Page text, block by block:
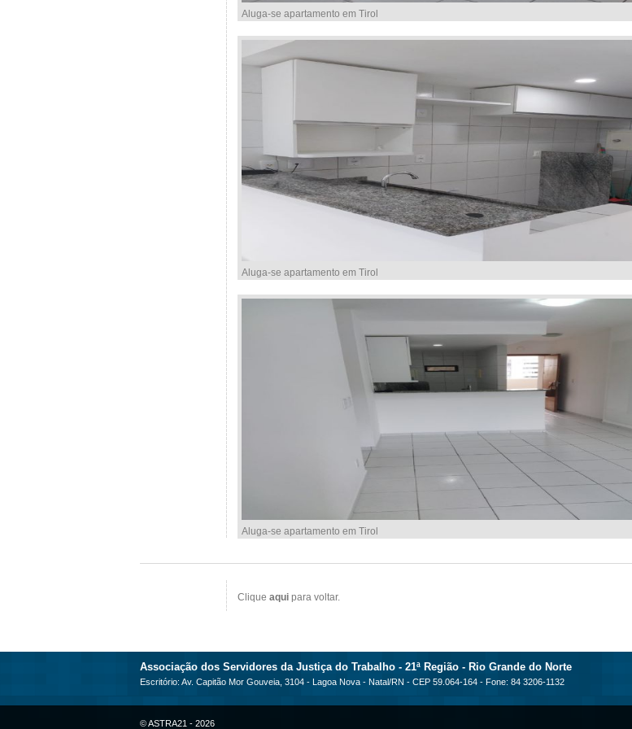
Aluga-se apartamento em Tirol
Aluga-se apartamento em Tirol
Aluga-se apartamento em Tirol
Clique aqui para voltar.
Associação dos Servidores da Justiça do Trabalho - 21ª Região - Rio Grande do Norte
Escritório: Av. Capitão Mor Gouveia, 3104 - Lagoa Nova - Natal/RN - CEP 59.064-164 - Fone: 84 3206-1132
© ASTRA21 - 2026